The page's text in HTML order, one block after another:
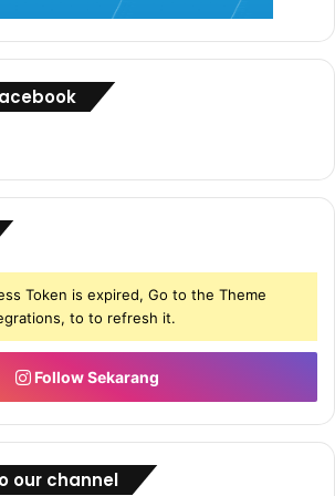
Nama pena saya ialah Zuhairi
penting dalam kehidupan. Ia
kepada mereka yang sedar
kejatuhan kepada mereka yang
beberapa peristiwa yang mengabaikan
dengan mata kepala saya sendiri
ayah hilang mata pencarian kerana
Token is expired, Go to the Theme
to to refresh it.
Follow Sekarang
our channel